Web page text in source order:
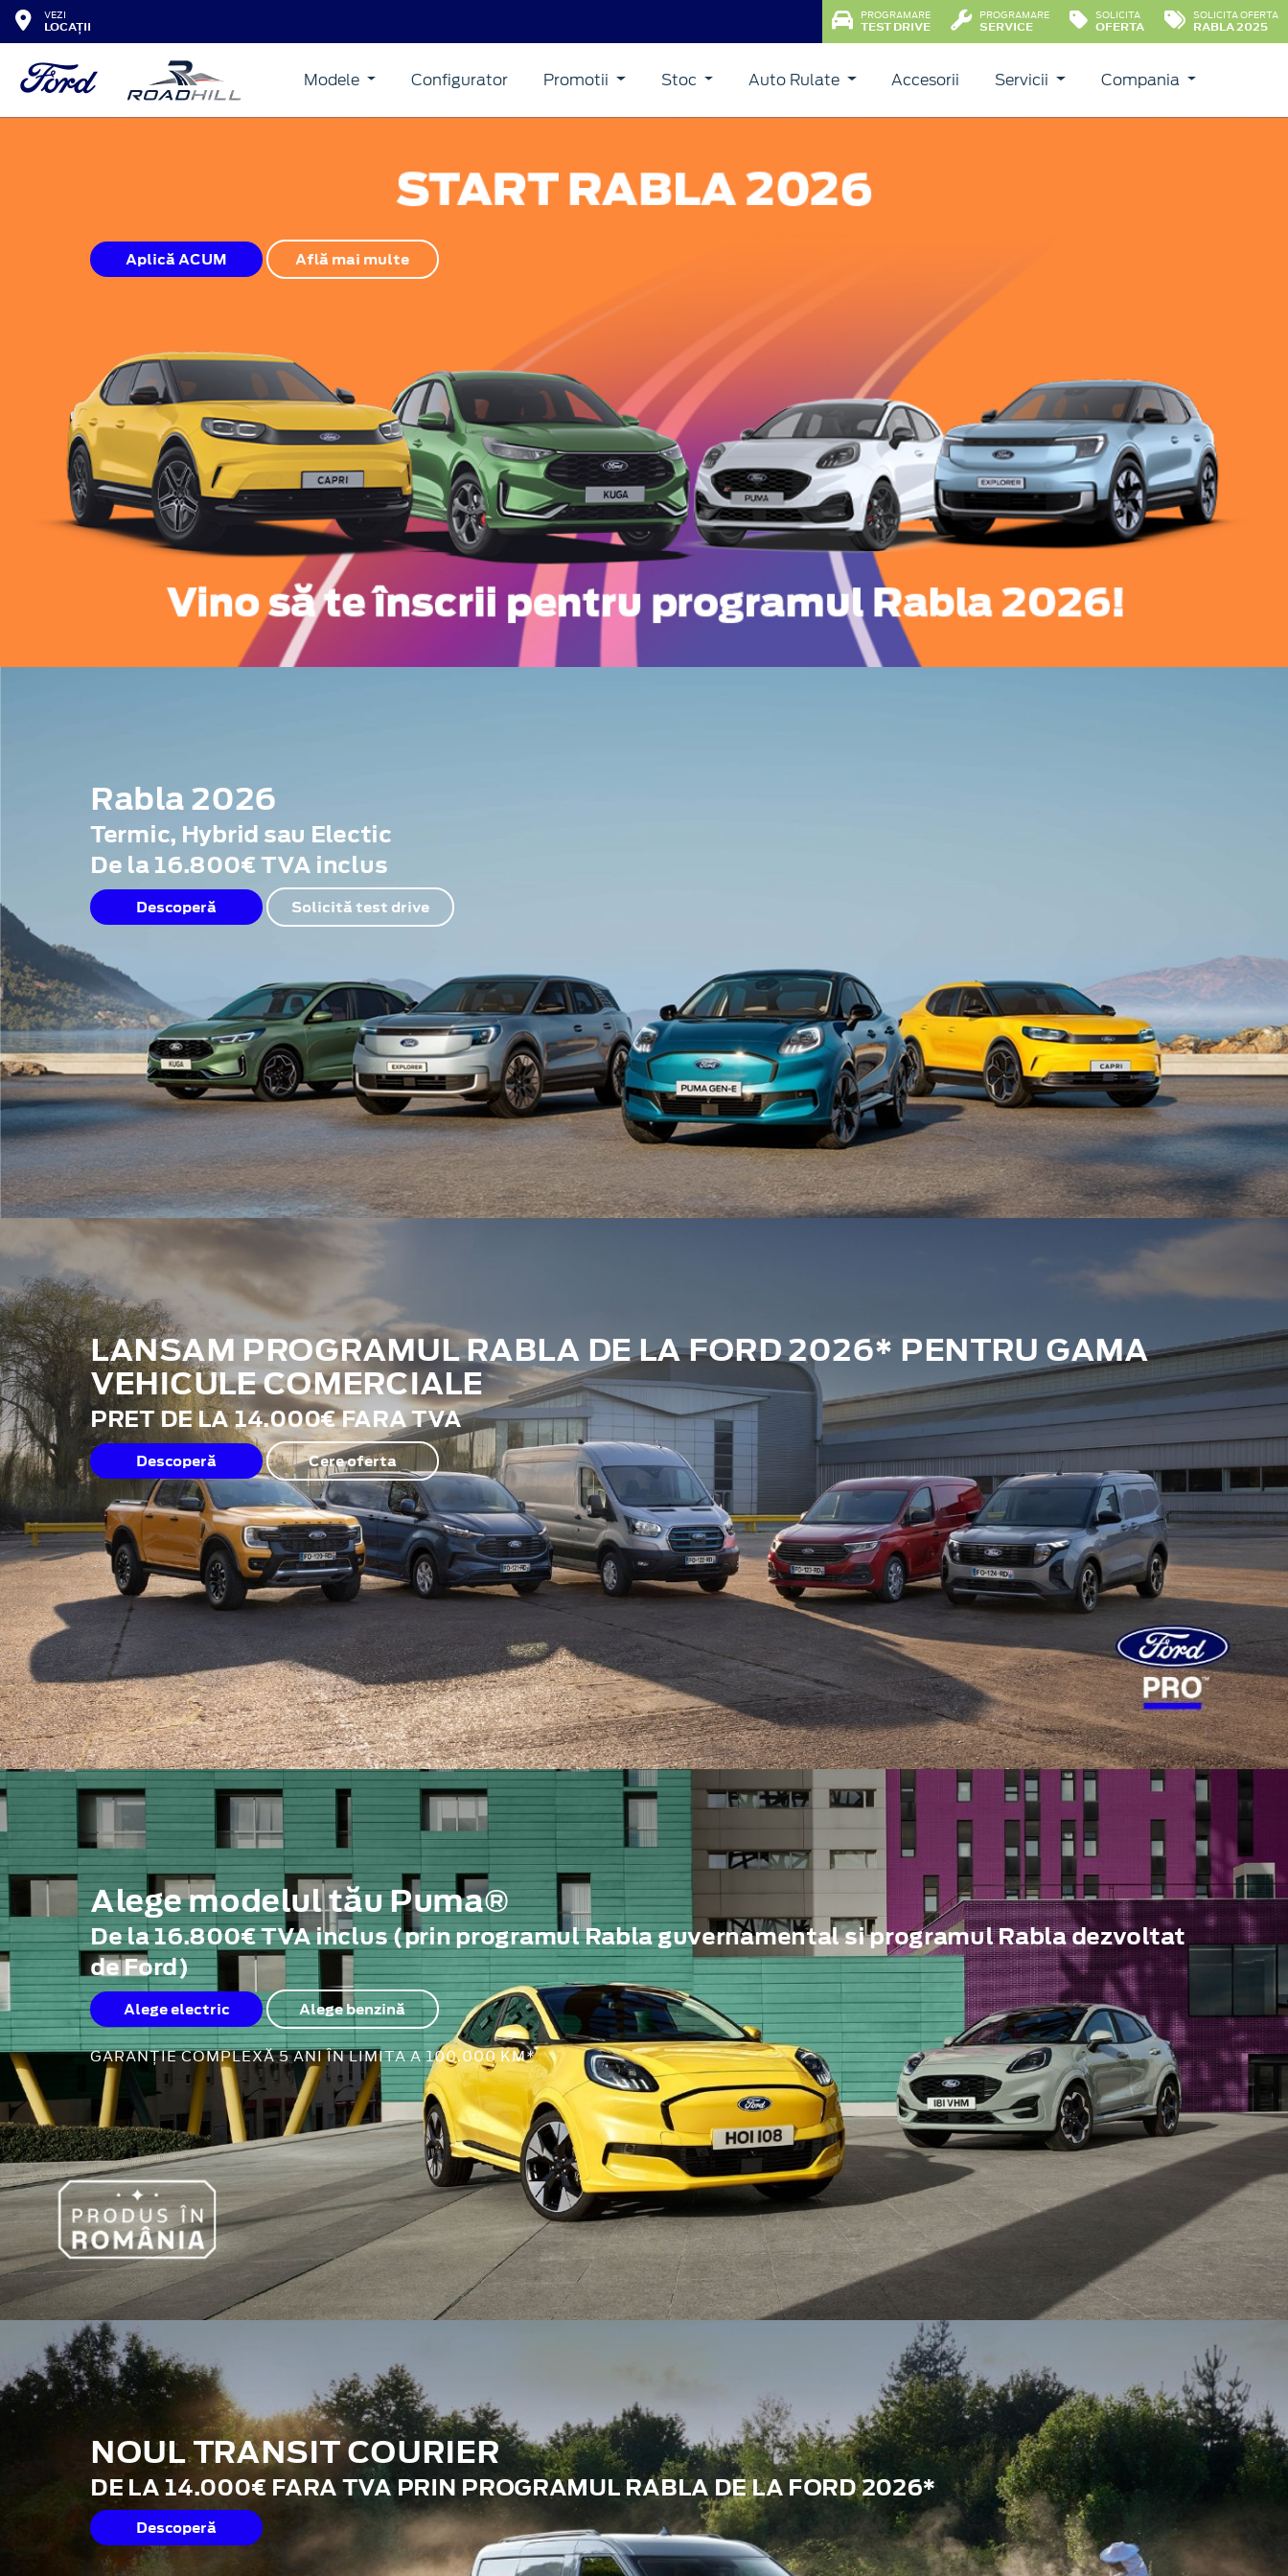
VEZI
LOCAȚII
PROGRAMARE
TEST DRIVE
PROGRAMARE
SERVICE
SOLICITA
OFERTA
SOLICITA OFERTA
RABLA 2025
Modele Configurator Promotii Stoc Auto Rulate Accesorii Servicii Compania
Aplică ACUM Află mai multe
Rabla 2026
Termic, Hybrid sau Electic
De la 16.800€ TVA inclus
Descoperă Solicită test drive
LANSAM PROGRAMUL RABLA DE LA FORD 2026* PENTRU GAMA
VEHICULE COMERCIALE
PRET DE LA 14.000€ FARA TVA
Descoperă Cere oferta
Alege modelul tău Puma®
De la 16.800€ TVA inclus (prin programul Rabla guvernamental si programul Rabla dezvoltat
de Ford)
Alege electric Alege benzină
GARANȚIE COMPLEXĂ 5 ANI ÎN LIMITA A 100.000 KM*
NOUL TRANSIT COURIER
DE LA 14.000€ FARA TVA PRIN PROGRAMUL RABLA DE LA FORD 2026*
Descoperă